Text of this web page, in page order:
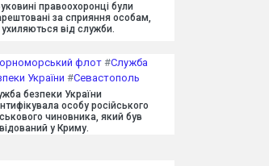
правоохоронці були
за сприяння особам,
ухиляються від служби.
флот #Служба
України #Севастополь
безпеки України
особу російського
чиновника, який був
у Криму.